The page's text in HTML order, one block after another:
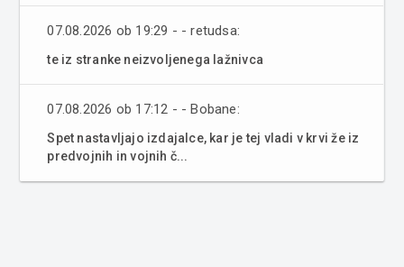
07.08.2026 ob 19:29 - - retudsa:
te iz stranke neizvoljenega lažnivca
07.08.2026 ob 17:12 - - Bobane:
Spet nastavljajo izdajalce, kar je tej vladi v krvi že iz
predvojnih in vojnih č...